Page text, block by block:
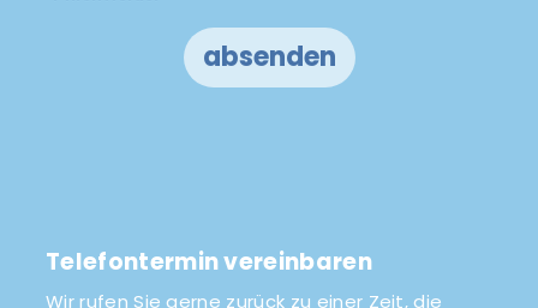
absenden
Telefontermin vereinbaren
Wir rufen Sie gerne zurück zu einer Zeit, die